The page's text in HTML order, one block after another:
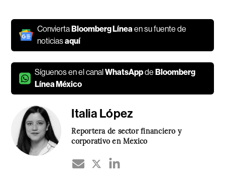
ConviertaBloomberg Línea en su fuente de
noticiasaquí
Síguenos en el canalWhatsAppdeBloomberg
Línea México
Italia López
Reportera de sector financiero y
corporativo en México